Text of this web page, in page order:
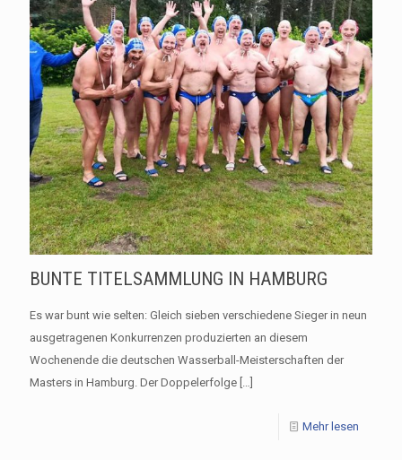
BUNTE TITELSAMMLUNG IN HAMBURG
Es war bunt wie selten: Gleich sieben verschiedene Sieger in neun
ausgetragenen Konkurrenzen produzierten an diesem
Wochenende die deutschen Wasserball-Meisterschaften der
Masters in Hamburg. Der Doppelerfolge […]
Mehr lesen